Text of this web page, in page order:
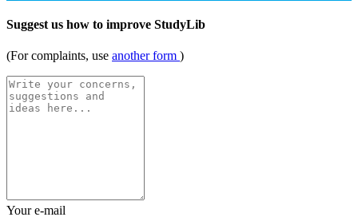
Suggest us how to improve StudyLib
(For complaints, use another form )
Your e-mail